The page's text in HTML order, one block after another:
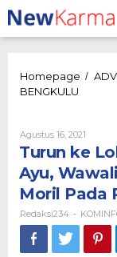
Lewati
ke
konten
Homepage /
BENGKULU
di
Ayu,
Wawali
Berikan
Moril
Agustus 16, 2021
Turun ke
Ayu,
Moril Pada
Redaksi234 -